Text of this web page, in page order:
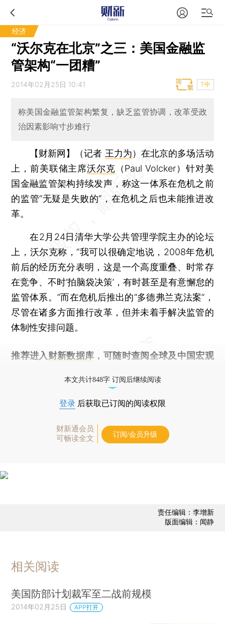
经济
“沃尔克在北京”之三：美国金融监
管架构“一团糟”
2014年02月25日 10:41 T中
称美国金融监管架构繁复，缺乏监管协调，改革受政
治因素影响寸步难行
【财新网】（记者 王力为） 在北京的多场活动
上，前美联储主席沃尔克 （Paul Volcker）针对美
国金融监管架构持续发声，称这一体系在危机之前
的监管“无疑是失败的”，在危机之后也未能推进改
革。
在2月24日清华大学公共管理学院主办的论坛
上，沃尔克称，“我可以很确定地说，2008年危机
前后的经历充分表明，这是一个高度重叠、时常存
在竞争、不时‘拍脑袋决策’，有时甚至是有意懈怠的
监管体系。”而在危机后推出的“多德弗兰克法案”，
尽管在诸多方面推行改革，但并未着手解决监管的
体制性安排问题。
推荐进入 财新数据库 ，可随时查阅全球及中国宏观
本文共计848字 订阅后继续阅读
登录 后获取已订阅的阅读权限
财新通会员
可畅读全文
订阅/会员升级
责任编辑：李增新
版面编辑：闻静
相关阅读
美国防部计划裁军至二战前规模
2014年02月25日 APP打开